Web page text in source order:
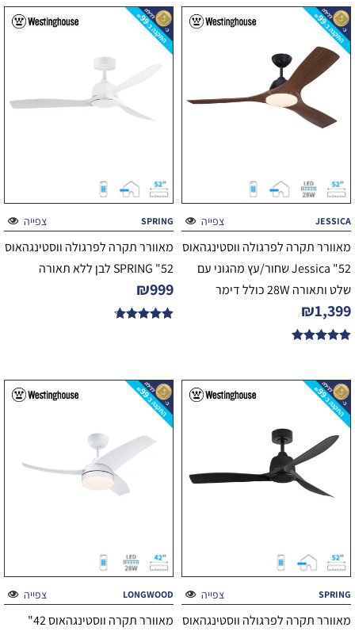
צפייה JESSICA
מאוורר תקרה לפרגולה ווסטינגהאוס
52" Jessica שחור/עץ מהגוני עם
שלט ותאורה 28W כולל דימר
₪1,399
צפייה SPRING
מאוורר תקרה לפרגולה ווסטינגהאוס
52" SPRING לבן ללא תאורה
₪999
צפייה SPRING
מאוורר תקרה לפרגולה ווסטינגהאוס
צפייה LONGWOOD
מאוורר תקרה ווסטינגהאוס 42"